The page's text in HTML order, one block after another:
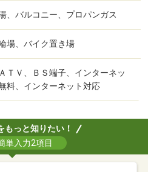
、バルコニー、プロパンガス
場、バイク置き場
ＴＶ、ＢＳ端子、インターネッ
料、インターネット対応
もっと知りたい！
単入力2項目